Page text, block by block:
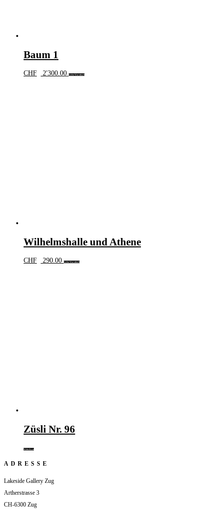
Baum 1
CHF 2'300.00 In den Warenkorb
Wilhelmshalle und Athene
CHF 290.00 In den Warenkorb
Züsli Nr. 96
Weiterlesen
ADRESSE
Lakeside Gallery Zug
Artherstrasse 3
CH-6300 Zug